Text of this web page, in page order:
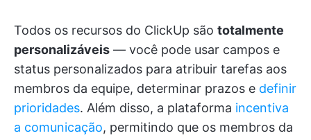
Todos os recursos do ClickUp são totalmente
personalizáveis — você pode usar campos e
status personalizados para atribuir tarefas aos
membros da equipe, determinar prazos e definir
prioridades. Além disso, a plataforma incentiva
a comunicação, permitindo que os membros da